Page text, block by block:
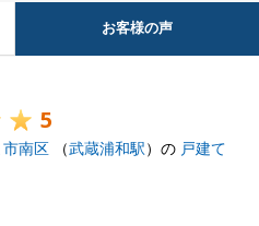
お客様の声
5
市南区 （武蔵浦和駅）の 戸建て